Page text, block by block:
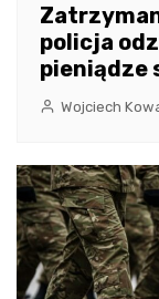
policja
pieniądze
Wojciech